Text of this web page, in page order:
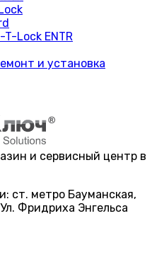
Lock ENTR
и установка
и сервисный центр в
ст. метро Бауманская,
Фридриха Энгельса